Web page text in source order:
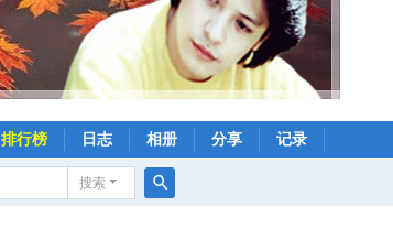
排行榜 日志 相册 分享 记录
搜索